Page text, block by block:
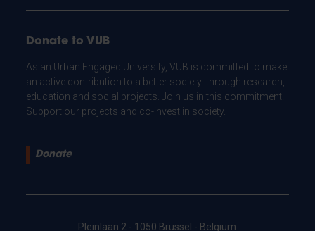
Donate to VUB
As an Urban Engaged University, VUB is committed to make
an active contribution to a better society: through research,
education and social projects. Join us in this commitment.
Support our projects and co-invest in society.
Donate
Pleinlaan 2 - 1050 Brussel - Belgium